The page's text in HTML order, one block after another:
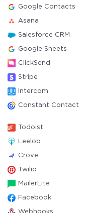
Google Contacts
Asana
Salesforce CRM
Google Sheets
ClickSend
Stripe
Intercom
Constant Contact
Todoist
Leeloo
Crove
Twilio
MailerLite
Facebook
Webhooks